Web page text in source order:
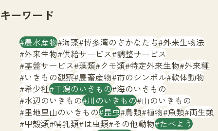
文字サイズ 小 中 大
生物多様性ふくおかウェブセンターとは
サイトマップ
キーワード
農水産物 海藻 博多湾のさかなたち 外来生物法
外来生物 供給サービス 調整サービス
基盤サービス 藻類 クモ類 特定外来生物 外来種
いきもの観察 農畜産物 市のシンボル 軟体動物
希少種 干潟のいきもの 海のいきもの
水辺のいきもの 川のいきもの 山のいきもの
里地里山のいきもの 昆虫 鳥類 植物 魚類 両生類
甲殻類 哺乳類 は虫類 その他動物 たべよう